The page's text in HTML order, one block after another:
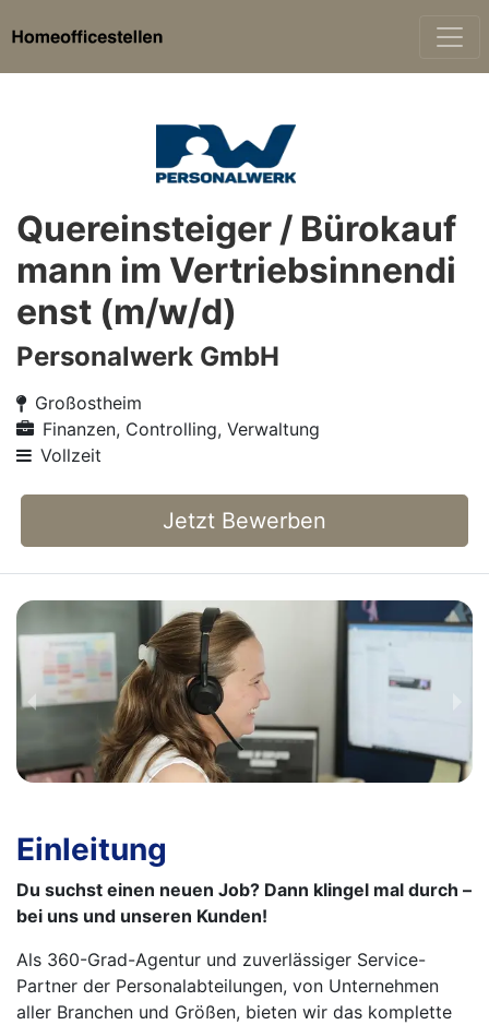
Quereinsteiger / Bürokauf
mann im Vertriebsinnendi
enst (m/w/d)
Personalwerk GmbH
Großostheim
Finanzen, Controlling, Verwaltung
Vollzeit
Jetzt Bewerben
Einleitung
Du suchst einen neuen Job? Dann klingel mal durch –
bei uns und unseren Kunden!
Als 360-Grad-Agentur und zuverlässiger Service-
Partner der Personalabteilungen, von Unternehmen
aller Branchen und Größen, bieten wir das komplette